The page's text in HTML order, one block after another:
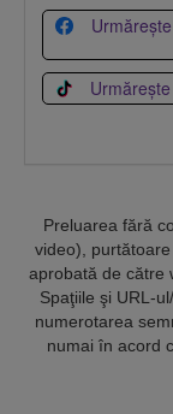
Urmărește
Urmărește
Preluarea fără
video),
aprobată de către
Spaţiile şi URL-
numerotarea
numai în acord